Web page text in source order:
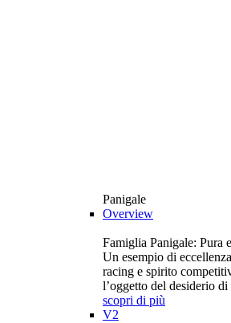
Panigale
Overview
Famiglia Panigale: Pura
Un esempio di
racing e spirito
l’oggetto del desiderio
scopri di più
V2